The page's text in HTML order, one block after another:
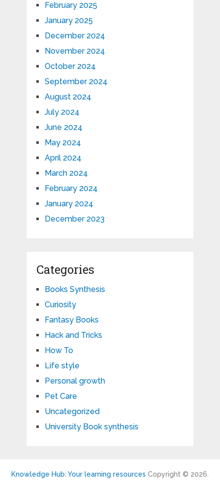
February 2025
January 2025
December 2024
November 2024
October 2024
September 2024
August 2024
July 2024
June 2024
May 2024
April 2024
March 2024
February 2024
January 2024
December 2023
Categories
Books Synthesis
Curiosity
Fantasy Books
Hack and Tricks
How To
Life style
Personal growth
Pet Care
Uncategorized
University Book synthesis
Knowledge Hub: Your learning resources Copyright © 2026.